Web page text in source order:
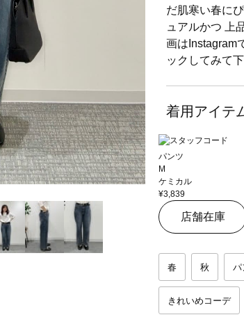
だ肌寒い春に
ュアルかつ 上
画はInstagram
ックしてみて
着用アイテ
パンツ
M
ケミカル
¥3,839
店舗在庫
春 秋 パ
きれいめコーデ